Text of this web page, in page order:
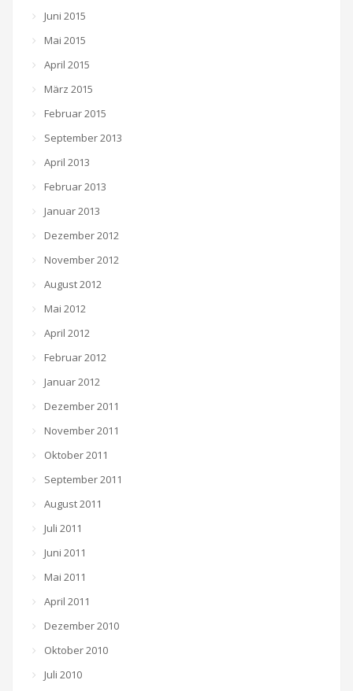
Juni 2015
Mai 2015
April 2015
März 2015
Februar 2015
September 2013
April 2013
Februar 2013
Januar 2013
Dezember 2012
November 2012
August 2012
Mai 2012
April 2012
Februar 2012
Januar 2012
Dezember 2011
November 2011
Oktober 2011
September 2011
August 2011
Juli 2011
Juni 2011
Mai 2011
April 2011
Dezember 2010
Oktober 2010
Juli 2010